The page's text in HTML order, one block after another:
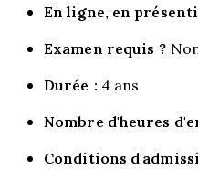
En ligne, en
Examen requis ?
Durée : 4 ans
Nombre d'heures
Conditions